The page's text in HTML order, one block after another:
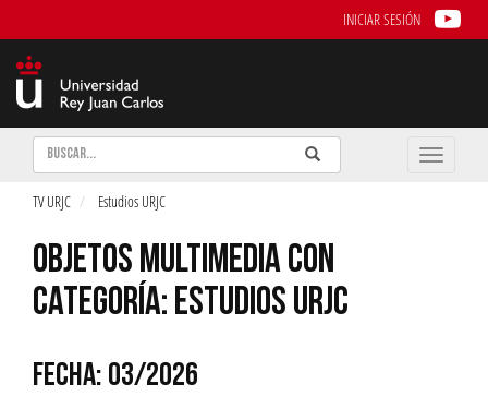
INICIAR SESIÓN
Buscar Enviar
Buscar
Toggle
TV URJC Estudios URJC
OBJETOS MULTIMEDIA CON
CATEGORÍA: ESTUDIOS URJC
FECHA: 03/2026